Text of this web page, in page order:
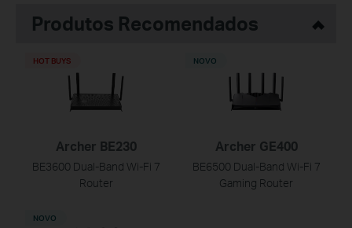
Produtos Recomendados
Archer BE230
BE3600 Dual-Band Wi-Fi 7
Router
HOT BUYS
Archer GE400
BE6500 Dual-Band Wi-Fi 7
Gaming Router
NOVO
NOVO